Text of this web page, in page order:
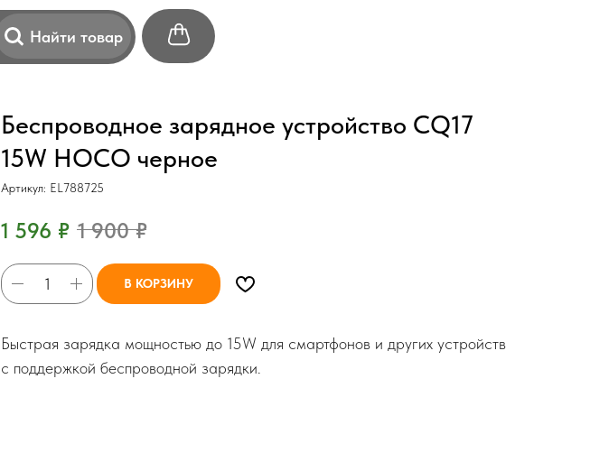
Найти товар
Беспроводное зарядное устройство CQ17
15W HOCO черное
Артикул: EL788725
1 596 ₽ 1 900 ₽
В КОРЗИНУ
Быстрая зарядка мощностью до 15W для смартфонов и других устройств
с поддержкой беспроводной зарядки.